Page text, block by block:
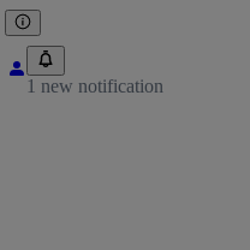
1 new notification